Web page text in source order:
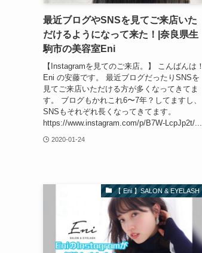
最近ブログやSNSを見てご来店いた
だけるようになって来た！|奈良県生
駒市の美容室Eni
【Instagramを見てのご来店。】 こんばんは！
Eni の安藤です。 最近ブログだったりSNSを
見てご来店いただける方が多くなってきてま
す。 ブログもかれこれ6〜7年？してますし、
SNSもそれぞれ長くなってきてます。
https://www.instagram.com/p/B7W-LcpJp2t/...
2020-01-24
【 Eni 】SALON & EYELASH